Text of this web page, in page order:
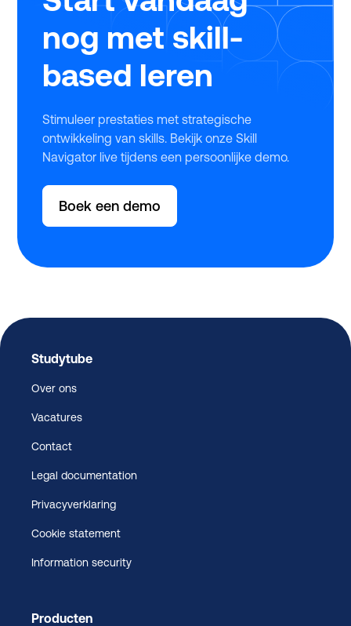
nog met skill-
based leren
Stimuleer prestaties met strategische
ontwikkeling van skills. Bekijk onze Skill
Navigator live tijdens een persoonlijke demo.
Boek een demo
Studytube
Over ons
Vacatures
Contact
Legal documentation
Privacyverklaring
Cookie statement
Information security
Producten